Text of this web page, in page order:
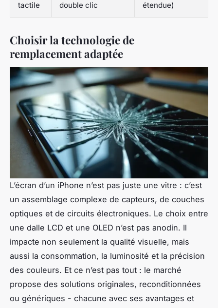
tactile
double clic
étendue)
Choisir la technologie de
remplacement adaptée
L’écran d’un iPhone n’est pas juste une vitre : c’est
un assemblage complexe de capteurs, de couches
optiques et de circuits électroniques. Le choix entre
une dalle LCD et une OLED n’est pas anodin. Il
impacte non seulement la qualité visuelle, mais
aussi la consommation, la luminosité et la précision
des couleurs. Et ce n’est pas tout : le marché
propose des solutions originales, reconditionnées
ou génériques - chacune avec ses avantages et